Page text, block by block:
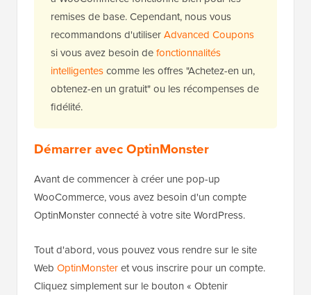
remises de base. Cependant, nous vous
recommandons d'utiliserAdvanced Coupons
si vous avez besoin defonctionnalités
intelligentescomme les offres "Achetez-en un,
obtenez-en un gratuit" ou les récompenses de
fidélité.
Démarrer avec OptinMonster
Avant de commencer à créer une pop-up
WooCommerce, vous avez besoin d'un compte
OptinMonster connecté à votre site WordPress.
Tout d'abord, vous pouvez vous rendre sur le site
Web OptinMonsteret vous inscrire pour un compte.
Cliquez simplement sur le bouton « Obtenir